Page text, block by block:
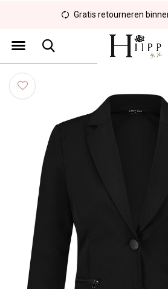
Gratis retourneren